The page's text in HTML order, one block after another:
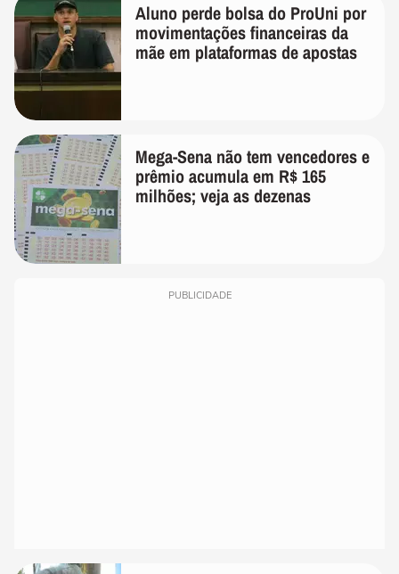
Aluno perde bolsa do ProUni por
movimentações financeiras da
mãe em plataformas de apostas
Mega-Sena não tem vencedores e
prêmio acumula em R$ 165
milhões; veja as dezenas
PUBLICIDADE